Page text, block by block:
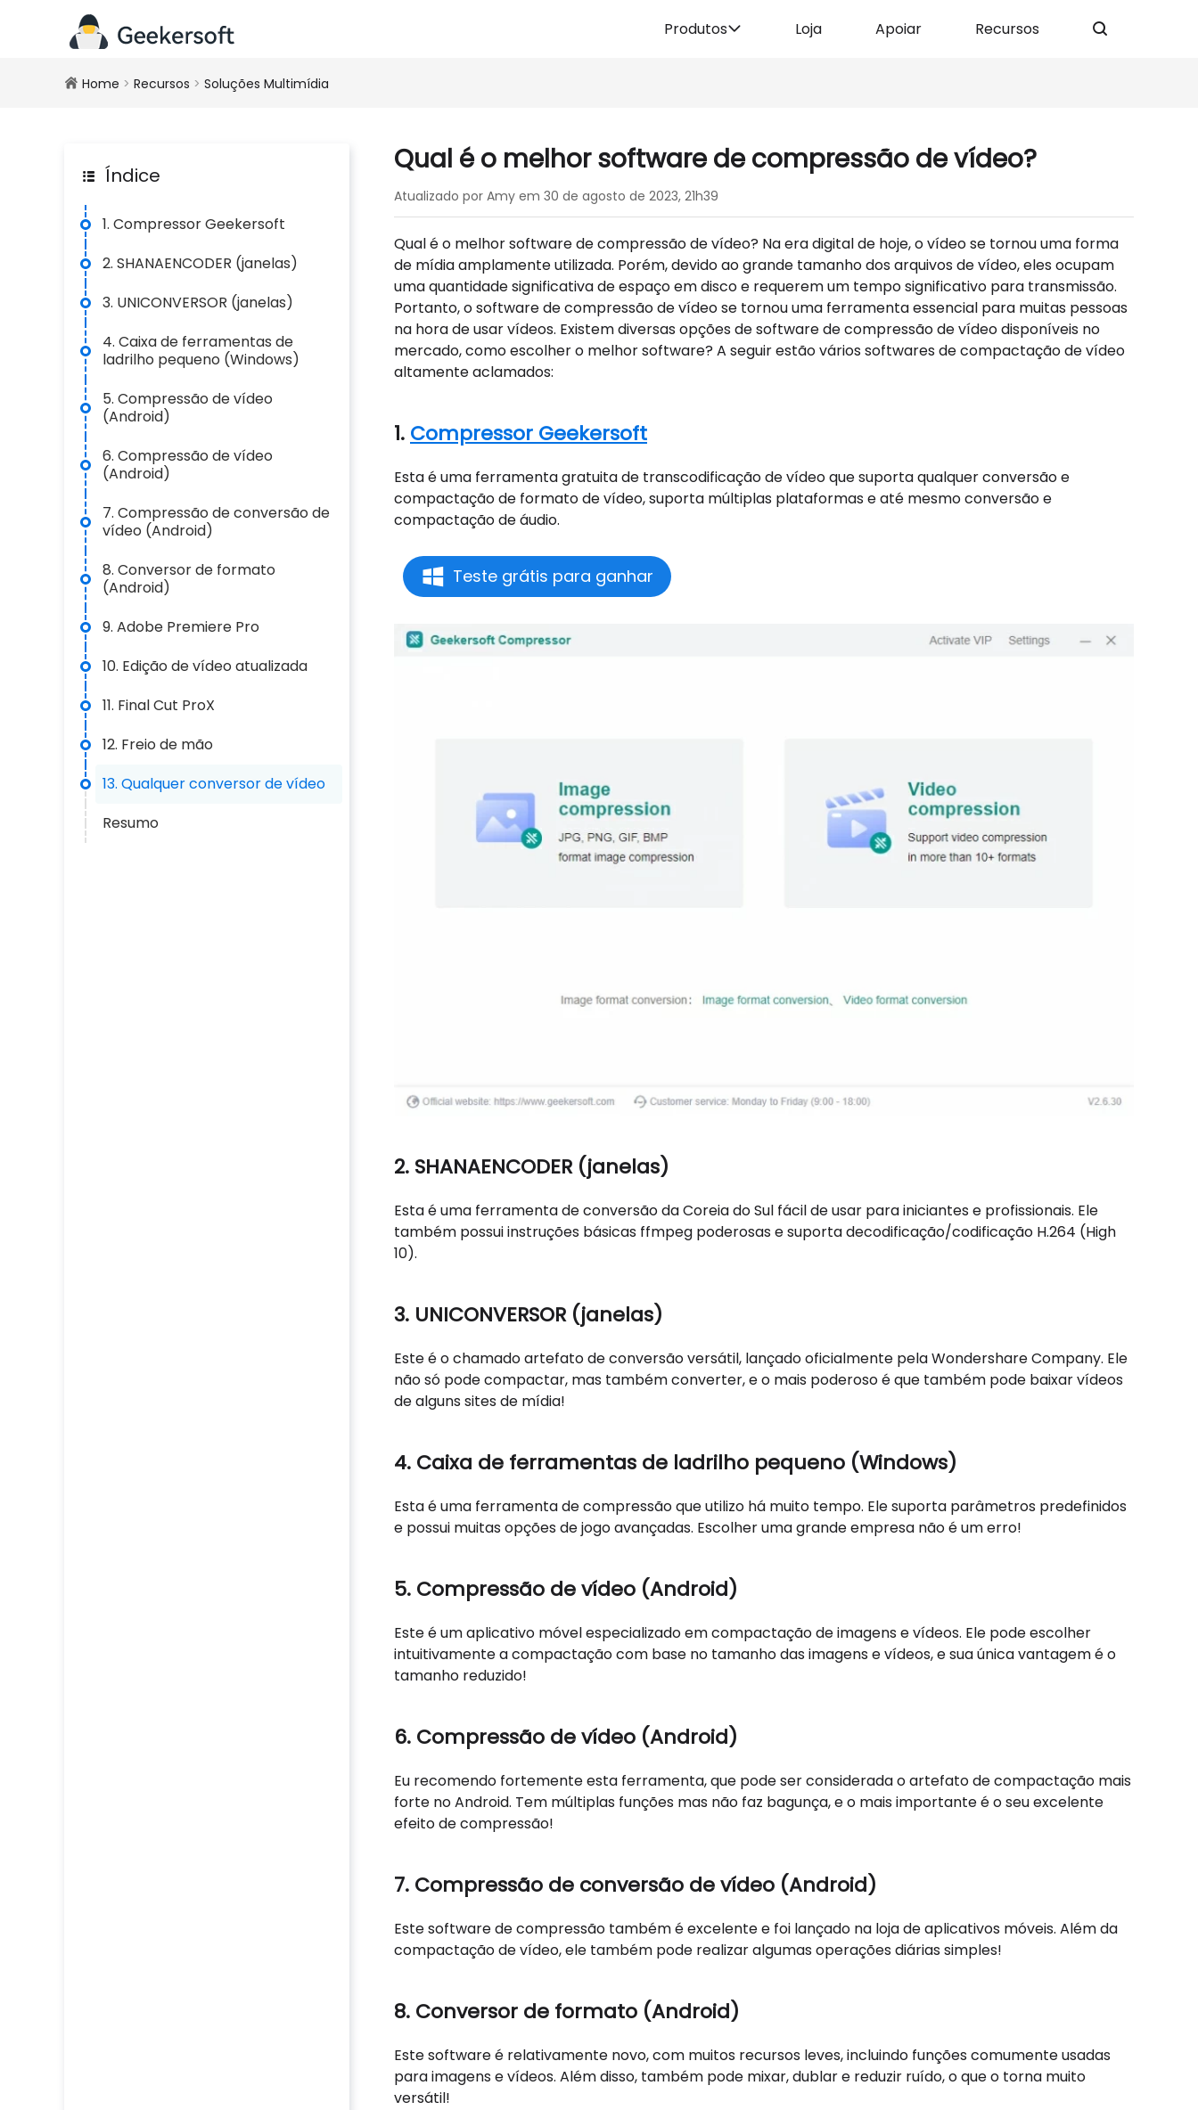
Produtos Loja Apoiar Recursos
Home > Recursos > Soluções Multimídia
Índice
1. Compressor Geekersoft
2. SHANAENCODER (janelas)
3. UNICONVERSOR (janelas)
4. Caixa de ferramentas de
ladrilho pequeno (Windows)
5. Compressão de vídeo
(Android)
6. Compressão de vídeo
(Android)
7. Compressão de conversão de
vídeo (Android)
8. Conversor de formato
(Android)
9. Adobe Premiere Pro
10. Edição de vídeo atualizada
11. Final Cut ProX
12. Freio de mão
13. Qualquer conversor de vídeo
Resumo
Qual é o melhor software de compressão de vídeo?
Atualizado por Amy em 30 de agosto de 2023, 21h39
Qual é o melhor software de compressão de vídeo? Na era digital de hoje, o vídeo se tornou uma forma
de mídia amplamente utilizada. Porém, devido ao grande tamanho dos arquivos de vídeo, eles ocupam
uma quantidade significativa de espaço em disco e requerem um tempo significativo para transmissão.
Portanto, o software de compressão de vídeo se tornou uma ferramenta essencial para muitas pessoas
na hora de usar vídeos. Existem diversas opções de software de compressão de vídeo disponíveis no
mercado, como escolher o melhor software? A seguir estão vários softwares de compactação de vídeo
altamente aclamados:
1. Compressor Geekersoft
Esta é uma ferramenta gratuita de transcodificação de vídeo que suporta qualquer conversão e
compactação de formato de vídeo, suporta múltiplas plataformas e até mesmo conversão e
compactação de áudio.
Teste grátis para ganhar
2. SHANAENCODER (janelas)
Esta é uma ferramenta de conversão da Coreia do Sul fácil de usar para iniciantes e profissionais. Ele
também possui instruções básicas ffmpeg poderosas e suporta decodificação/codificação H.264 (High
10).
3. UNICONVERSOR (janelas)
Este é o chamado artefato de conversão versátil, lançado oficialmente pela Wondershare Company. Ele
não só pode compactar, mas também converter, e o mais poderoso é que também pode baixar vídeos
de alguns sites de mídia!
4. Caixa de ferramentas de ladrilho pequeno (Windows)
Esta é uma ferramenta de compressão que utilizo há muito tempo. Ele suporta parâmetros predefinidos
e possui muitas opções de jogo avançadas. Escolher uma grande empresa não é um erro!
5. Compressão de vídeo (Android)
Este é um aplicativo móvel especializado em compactação de imagens e vídeos. Ele pode escolher
intuitivamente a compactação com base no tamanho das imagens e vídeos, e sua única vantagem é o
tamanho reduzido!
6. Compressão de vídeo (Android)
Eu recomendo fortemente esta ferramenta, que pode ser considerada o artefato de compactação mais
forte no Android. Tem múltiplas funções mas não faz bagunça, e o mais importante é o seu excelente
efeito de compressão!
7. Compressão de conversão de vídeo (Android)
Este software de compressão também é excelente e foi lançado na loja de aplicativos móveis. Além da
compactação de vídeo, ele também pode realizar algumas operações diárias simples!
8. Conversor de formato (Android)
Este software é relativamente novo, com muitos recursos leves, incluindo funções comumente usadas
para imagens e vídeos. Além disso, também pode mixar, dublar e reduzir ruído, o que o torna muito
versátil!